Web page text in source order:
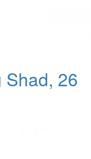
Shad, 26